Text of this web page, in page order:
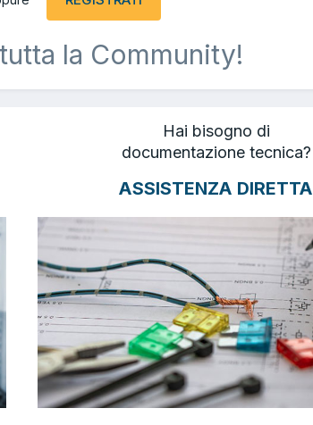
la Community!
Hai bisogno di
documentazione tecnica?
ASSISTENZA DIRETTA